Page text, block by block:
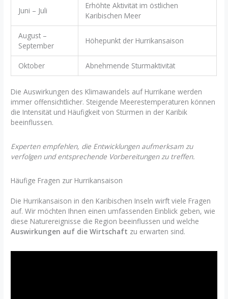
Juni – Juli
Erhöhte Aktivität im östlichen
Karibischen Meer
August –
September
Höhepunkt der Hurrikansaison
Oktober Abnehmende Sturmaktivität
Die Auswirkungen des Klimawandels auf Hurrikane werden
immer offensichtlicher. Steigende Meerestemperaturen können
die Intensität und Häufigkeit von Stürmen in der Karibik
beeinflussen.
Experten empfehlen, die Entwicklungen aufmerksam zu
verfolgen und entsprechende Vorbereitungen zu treffen.
Häufige Fragen zur Hurrikansaison
Die Hurrikansaison in den Karibischen Inseln wirft viele Fragen
auf. Wir möchten Ihnen einen umfassenden Einblick geben, wie
diese Naturereignisse die Region beeinflussen und welche
Auswirkungen auf die Wirtschaft zu erwarten sind.